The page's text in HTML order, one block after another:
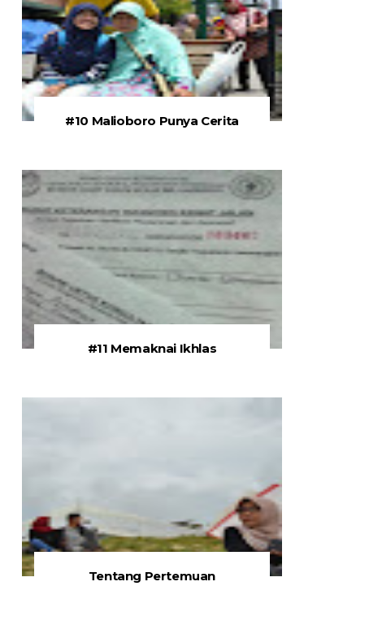
#10 Malioboro Punya Cerita
#11 Memaknai Ikhlas
Tentang Pertemuan